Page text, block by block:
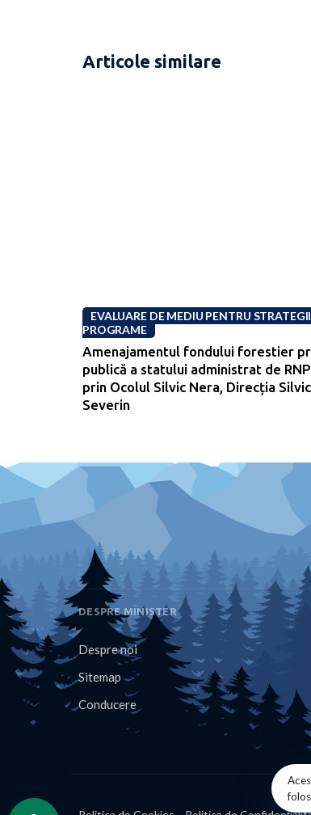
Articole similare
EVALUARE DE MEDIU PENTRU
PROGRAME
Amenajamentul fondului forestier
publică a statului administrat de
prin Ocolul Silvic Nera, Direcția
Severin
DESPRE MINISTER
Despre noi
Sitemap
Conducere